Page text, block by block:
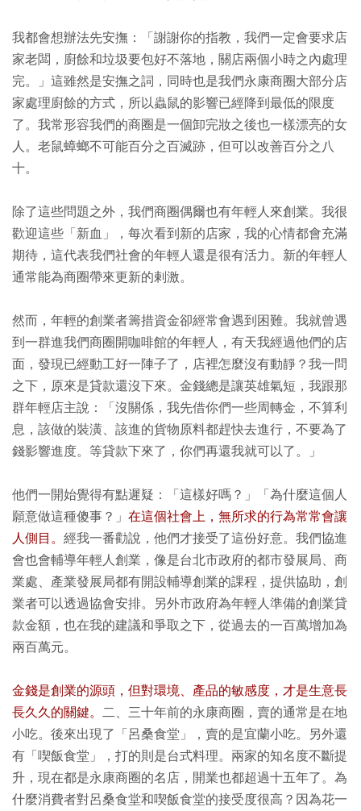
我都會想辦法先安撫：「謝謝你的指教，我們一定會要求店
家老闆，廚餘和垃圾要包好不落地，關店兩個小時之內處理
完。」這雖然是安撫之詞，同時也是我們永康商圈大部分店
家處理廚餘的方式，所以蟲鼠的影響已經降到最低的限度
了。我常形容我們的商圈是一個卸完妝之後也一樣漂亮的女
人。老鼠蟑螂不可能百分之百滅跡，但可以改善百分之八
十。
除了這些問題之外，我們商圈偶爾也有年輕人來創業。我很
歡迎這些「新血」，每次看到新的店家，我的心情都會充滿
期待，這代表我們社會的年輕人還是很有活力。新的年輕人
通常能為商圈帶來更新的剌激。
然而，年輕的創業者籌措資金卻經常會遇到困難。我就曾遇
到一群進我們商圈開咖啡館的年輕人，有天我經過他們的店
面，發現已經動工好一陣子了，店裡怎麼沒有動靜？我一問
之下，原來是貸款還沒下來。金錢總是讓英雄氣短，我跟那
群年輕店主說：「沒關係，我先借你們一些周轉金，不算利
息，該做的裝潢、該進的貨物原料都趕快去進行，不要為了
錢影響進度。等貸款下來了，你們再還我就可以了。」
他們一開始覺得有點遲疑：「這樣好嗎？」「為什麼這個人
願意做這種傻事？」 在這個社會上，無所求的行為常常會讓
人側目。 經我一番勸說，他們才接受了這份好意。我們協進
會也會輔導年輕人創業，像是台北市政府的都市發展局、商
業處、產業發展局都有開設輔導創業的課程，提供協助，創
業者可以透過協會安排。另外市政府為年輕人準備的創業貸
款金額，也在我的建議和爭取之下，從過去的一百萬增加為
兩百萬元。
金錢是創業的源頭，但對環境、產品的敏感度，才是生意長
長久久的關鍵。 二、三十年前的永康商圈，賣的通常是在地
小吃。後來出現了「呂桑食堂」，賣的是宜蘭小吃。另外還
有「喫飯食堂」，打的則是台式料理。兩家的知名度不斷提
升，現在都是永康商圈的名店，開業也都超過十五年了。為
什麼消費者對呂桑食堂和喫飯食堂的接受度很高？因為花一